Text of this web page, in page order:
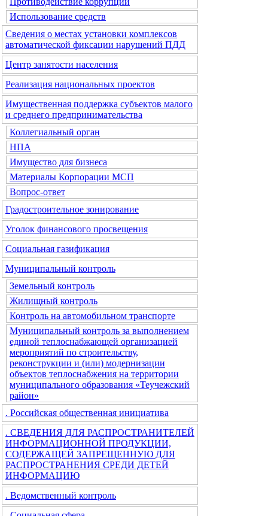
Использование средств
Сведения о местах установки комплексов
автоматической фиксации нарушений ПДД
Центр занятости населения
Реализация национальных проектов
Имущественная поддержка субъектов малого
и среднего предпринимательства
Коллегиальный орган
НПА
Имущество для бизнеса
Материалы Корпорации МСП
Вопрос-ответ
Градостроительное зонирование
Уголок финансового просвещения
Социальная газификация
Муниципальный контроль
Земельный контроль
Жилищный контроль
Контроль на автомобильном транспорте
Муниципальный контроль за выполнением
единой теплоснабжающей организацией
мероприятий по строительству,
реконструкции и (или) модернизации
объектов теплоснабжения на территории
муниципального образования «Теучежский
район»
. Российская общественная инициатива
. СВЕДЕНИЯ ДЛЯ РАСПРОСТРАНИТЕЛЕЙ
ИНФОРМАЦИОННОЙ ПРОДУКЦИИ,
СОДЕРЖАЩЕЙ ЗАПРЕЩЕННУЮ ДЛЯ
РАСПРОСТРАНЕНИЯ СРЕДИ ДЕТЕЙ
ИНФОРМАЦИЮ
. Ведомственный контроль